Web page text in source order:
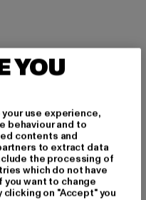
Polyester
GmbH & Co. KG |
| DE
YOU
use experience,
behaviour and to
contents and
to extract data
the processing of
which do not have
want to change
on "Accept" you